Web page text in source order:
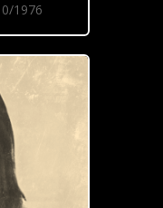
1976